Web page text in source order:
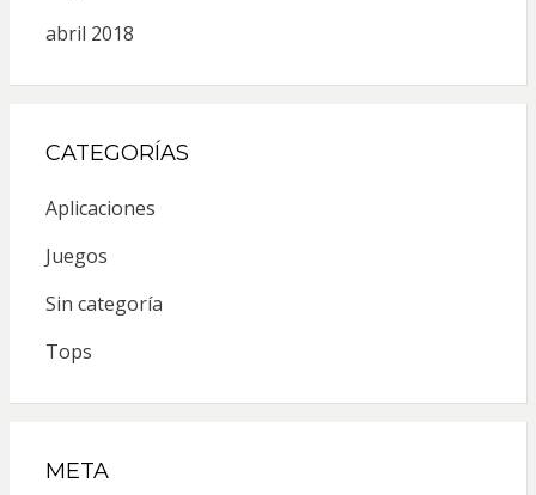
abril 2018
CATEGORÍAS
Aplicaciones
Juegos
Sin categoría
Tops
META